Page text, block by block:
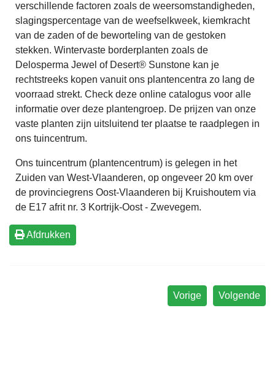
verschillende factoren zoals de weersomstandigheden,
slagingspercentage van de weefselkweek, kiemkracht
van de zaden of de beworteling van de gestoken
stekken. Wintervaste borderplanten zoals de
Delosperma Jewel of Desert® Sunstone kan je
rechtstreeks kopen vanuit ons plantencentra zo lang de
voorraad strekt. Check deze online catalogus voor alle
informatie over deze plantengroep. De prijzen van onze
vaste planten zijn uitsluitend ter plaatse te raadplegen in
ons tuincentrum.
Ons tuincentrum (plantencentrum) is gelegen in het
Zuiden van West-Vlaanderen, op ongeveer 20 km over
de provinciegrens Oost-Vlaanderen bij Kruishoutem via
de E17 afrit nr. 3 Kortrijk-Oost - Zwevegem.
Afdrukken
Volgende
Vorige